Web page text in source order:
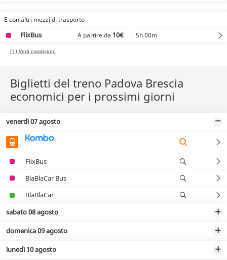
E con altri mezzi di trasporto
FlixBus A partire da 10€ 5h 00m
(1) Vedi condizioni
Biglietti del treno Padova Brescia
economici per i prossimi giorni
venerdì 07 agosto
FlixBus
BlaBlaCar Bus
BlaBlaCar
sabato 08 agosto
domenica 09 agosto
lunedì 10 agosto